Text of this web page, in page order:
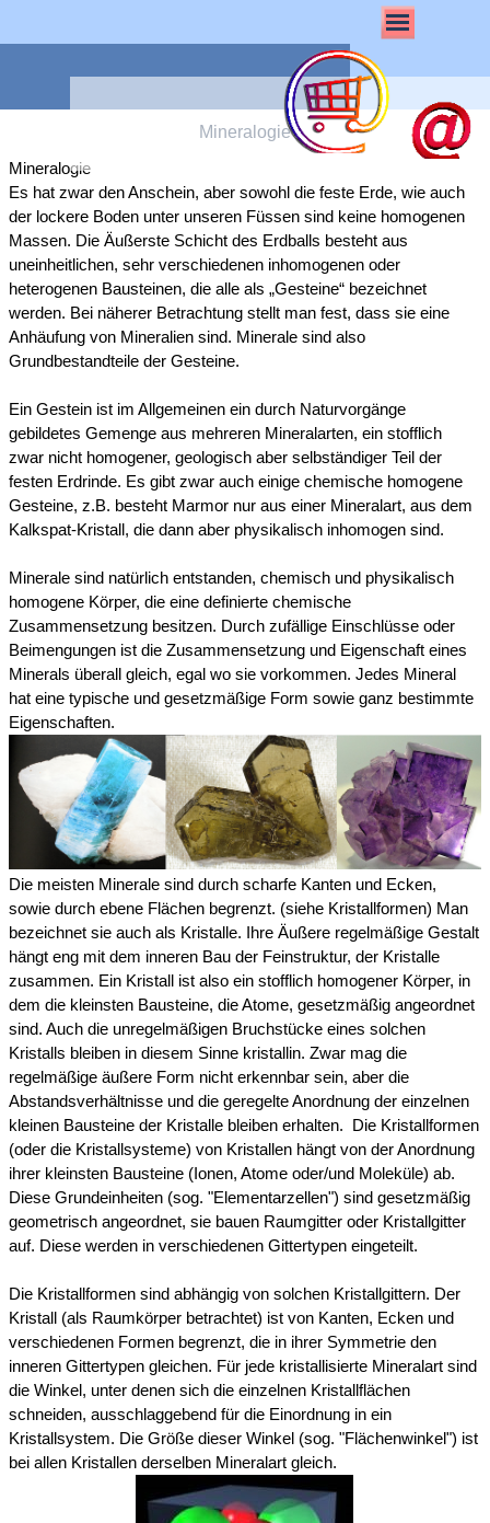
Mineralogie
Mineralogie
Es hat zwar den Anschein, aber sowohl die feste Erde, wie auch
der lockere Boden unter unseren Füssen sind keine homogenen
Massen. Die Äußerste Schicht des Erdballs besteht aus
uneinheitlichen, sehr verschiedenen inhomogenen oder
heterogenen Bausteinen, die alle als „Gesteine“ bezeichnet
werden. Bei näherer Betrachtung stellt man fest, dass sie eine
Anhäufung von Mineralien sind. Minerale sind also
Grundbestandteile der Gesteine.
Ein Gestein ist im Allgemeinen ein durch Naturvorgänge
gebildetes Gemenge aus mehreren Mineralarten, ein stofflich
zwar nicht homogener, geologisch aber selbständiger Teil der
festen Erdrinde. Es gibt zwar auch einige chemische homogene
Gesteine, z.B. besteht Marmor nur aus einer Mineralart, aus dem
Kalkspat-Kristall, die dann aber physikalisch inhomogen sind.
Minerale sind natürlich entstanden, chemisch und physikalisch
homogene Körper, die eine definierte chemische
Zusammensetzung besitzen. Durch zufällige Einschlüsse oder
Beimengungen ist die Zusammensetzung und Eigenschaft eines
Minerals überall gleich, egal wo sie vorkommen. Jedes Mineral
hat eine typische und gesetzmäßige Form sowie ganz bestimmte
Eigenschaften.
Die meisten Minerale sind durch scharfe Kanten und Ecken,
sowie durch ebene Flächen begrenzt. (siehe Kristallformen) Man
bezeichnet sie auch als Kristalle. Ihre Äußere regelmäßige Gestalt
hängt eng mit dem inneren Bau der Feinstruktur, der Kristalle
zusammen. Ein Kristall ist also ein stofflich homogener Körper, in
dem die kleinsten Bausteine, die Atome, gesetzmäßig angeordnet
sind. Auch die unregelmäßigen Bruchstücke eines solchen
Kristalls bleiben in diesem Sinne kristallin. Zwar mag die
regelmäßige äußere Form nicht erkennbar sein, aber die
Abstandsverhältnisse und die geregelte Anordnung der einzelnen
kleinen Bausteine der Kristalle bleiben erhalten. Die Kristallformen
(oder die Kristallsysteme) von Kristallen hängt von der Anordnung
ihrer kleinsten Bausteine (Ionen, Atome oder/und Moleküle) ab.
Diese Grundeinheiten (sog. "Elementarzellen") sind gesetzmäßig
geometrisch angeordnet, sie bauen Raumgitter oder Kristallgitter
auf. Diese werden in verschiedenen Gittertypen eingeteilt.
Die Kristallformen sind abhängig von solchen Kristallgittern. Der
Kristall (als Raumkörper betrachtet) ist von Kanten, Ecken und
verschiedenen Formen begrenzt, die in ihrer Symmetrie den
inneren Gittertypen gleichen. Für jede kristallisierte Mineralart sind
die Winkel, unter denen sich die einzelnen Kristallflächen
schneiden, ausschlaggebend für die Einordnung in ein
Kristallsystem. Die Größe dieser Winkel (sog. "Flächenwinkel") ist
bei allen Kristallen derselben Mineralart gleich.